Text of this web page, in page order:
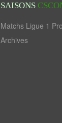
SAISONS
Matchs Ligue 1 Pro
Archives